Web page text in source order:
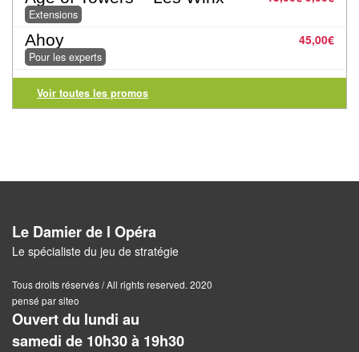
Tables
Accessoires
Jeux
de
de
à
Collectionner
Les
Classiques
Extensions
45,00€
Ahoy
Pour les experts
Voir toutes les promos
Le Damier de l Opéra
Le spécialiste du jeu de stratégie
Tous droits réservés / All rights reserved. 2020
pensé par siteo
Ouvert du lundi au
samedi de 10h30 à 19h30